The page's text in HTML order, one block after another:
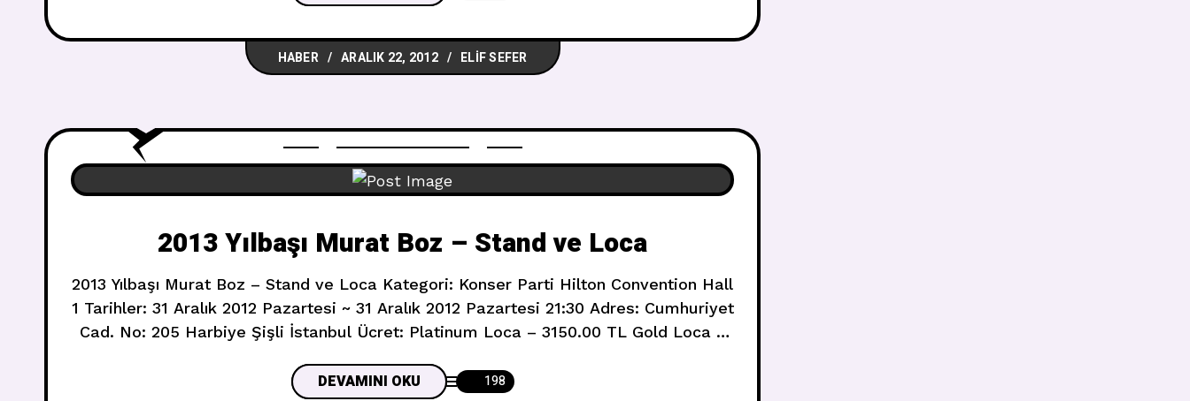
HABER ARALIK 22, 2012 ELIF SEFER
2013 Yılbaşı Murat Boz – Stand ve Loca
2013 Yılbaşı Murat Boz – Stand ve Loca Kategori: Konser Parti Hilton Convention Hall
1 Tarihler: 31 Aralık 2012 Pazartesi ~ 31 Aralık 2012 Pazartesi 21:30 Adres: Cumhuriyet
Cad. No: 205 Harbiye Şişli İstanbul Ücret: Platinum Loca – 3150.00 TL Gold Loca –
1050.00 TL Normal Stand –
DEVAMINI OKU 198